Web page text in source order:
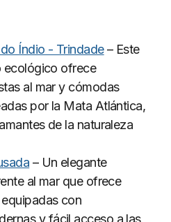
Índio - Trindade– Este
ecológico ofrece
al mar y cómodas
por la Mata Atlántica,
de la naturaleza
– Un elegante
al mar que ofrece
con
y fácil acceso a las